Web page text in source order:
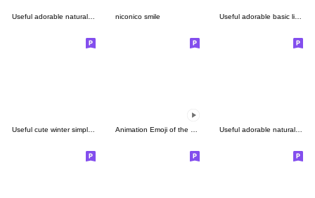
niconico smile Useful adorable basic lineart emoji
Useful cute winter simple emoji Animation Emoji of the simple man 2 Useful adorable natural emoji 7